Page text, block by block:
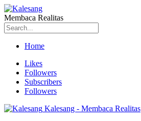
Membaca Realitas
Home
Likes
Followers
Subscribers
Followers
Kalesang - Membaca Realitas